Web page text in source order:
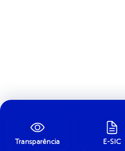
Transparência E-SIC